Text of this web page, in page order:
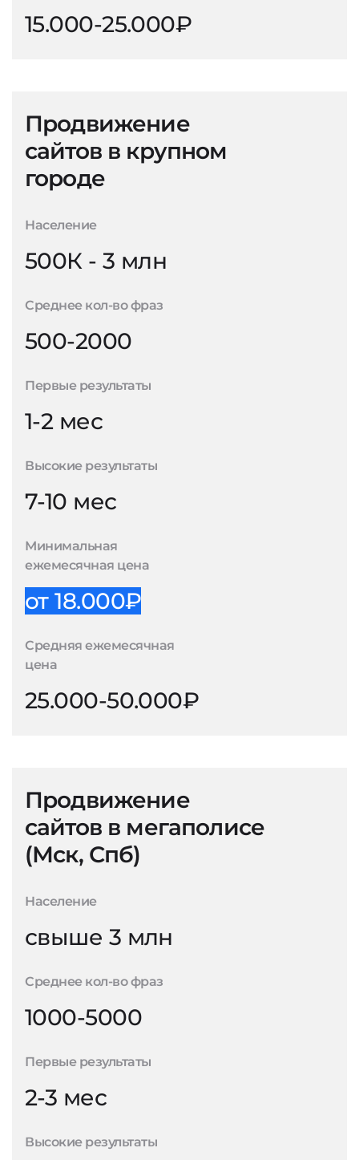
15.000-25.000₽
Продвижение
сайтов в крупном
городе
Население
500К - 3 млн
Среднее кол-во фраз
500-2000
Первые результаты
1-2 мес
Высокие результаты
7-10 мес
Минимальная
ежемесячная цена
от 18.000₽
Средняя ежемесячная
цена
25.000-50.000₽
Продвижение
сайтов в мегаполисе
(Мск, Спб)
Население
свыше 3 млн
Среднее кол-во фраз
1000-5000
Первые результаты
2-3 мес
Высокие результаты